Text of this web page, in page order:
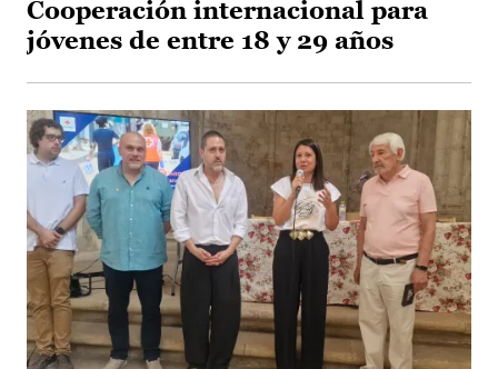
Cooperación internacional para
jóvenes de entre 18 y 29 años